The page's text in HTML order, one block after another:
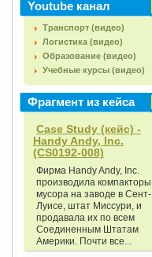
Youtube канал
Транспорт (видео)
Логистика (видео)
Образование (видео)
Учебные курсы (видео)
Фрагмент из кейса
Case Study (кейс) -
Handy Andy, Inc.
(CS0192-008)
Фирма Handy Andy, Inc.
производила компакторы
мусора на заводе в Сент-
Луисе, штат Миссури, и
продавала их по всем
Соединенным Штатам
Америки. Почти все...